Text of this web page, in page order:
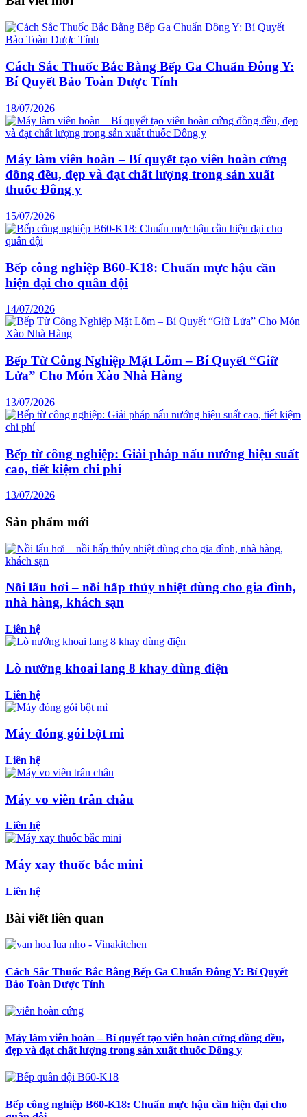
Cách Sắc Thuốc Bắc Bằng Bếp Ga Chuẩn Đông Y:
Bí Quyết Bảo Toàn Dược Tính
18/07/2026
Máy làm viên hoàn – Bí quyết tạo viên hoàn cứng
đồng đều, đẹp và đạt chất lượng trong sản xuất
thuốc Đông y
15/07/2026
Bếp công nghiệp B60-K18: Chuẩn mực hậu cần
hiện đại cho quân đội
14/07/2026
Bếp Từ Công Nghiệp Mặt Lõm – Bí Quyết “Giữ
Lửa” Cho Món Xào Nhà Hàng
13/07/2026
Bếp từ công nghiệp: Giải pháp nấu nướng hiệu suất
cao, tiết kiệm chi phí
13/07/2026
Sản phẩm mới
Nồi lẩu hơi – nồi hấp thủy nhiệt dùng cho gia đình,
nhà hàng, khách sạn
Liên hệ
Lò nướng khoai lang 8 khay dùng điện
Liên hệ
Máy đóng gói bột mì
Liên hệ
Máy vo viên trân châu
Liên hệ
Máy xay thuốc bắc mini
Liên hệ
Bài viết liên quan
Cách Sắc Thuốc Bắc Bằng Bếp Ga Chuẩn Đông Y: Bí Quyết
Bảo Toàn Dược Tính
Máy làm viên hoàn – Bí quyết tạo viên hoàn cứng đồng đều,
đẹp và đạt chất lượng trong sản xuất thuốc Đông y
Bếp công nghiệp B60-K18: Chuẩn mực hậu cần hiện đại cho